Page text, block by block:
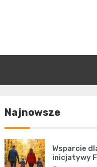
Najnowsze
Wsparcie
inicjatywy